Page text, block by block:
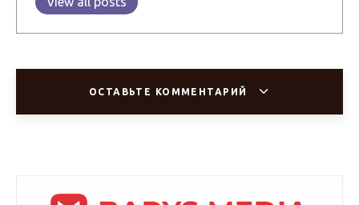
ОСТАВЬТЕ КОММЕНТАРИЙ